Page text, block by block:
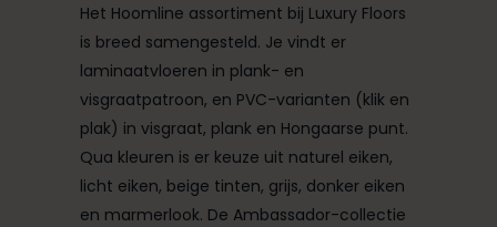
Het Hoomline assortiment bij Luxury Floors
is breed samengesteld. Je vindt er
laminaatvloeren in plank- en
visgraatpatroon, en PVC-varianten (klik en
plak) in visgraat, plank en Hongaarse punt.
Qua kleuren is er keuze uit naturel eiken,
licht eiken, beige tinten, grijs, donker eiken
en marmerlook. De Ambassador-collectie